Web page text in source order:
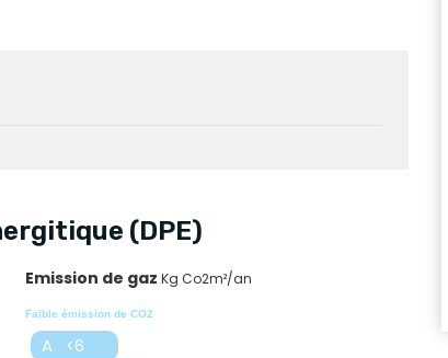
(DPE)
Emission de gaz Kg Co2m²/an
Faible émission de CO2
A <6